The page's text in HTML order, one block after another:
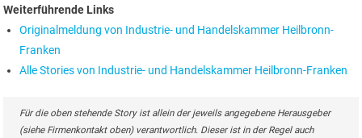
Weiterführende Links
Originalmeldung von Industrie- und Handelskammer Heilbronn-
Franken
Alle Stories von Industrie- und Handelskammer Heilbronn-Franken
Für die oben stehende Story ist allein der jeweils angegebene Herausgeber
(siehe Firmenkontakt oben) verantwortlich. Dieser ist in der Regel auch